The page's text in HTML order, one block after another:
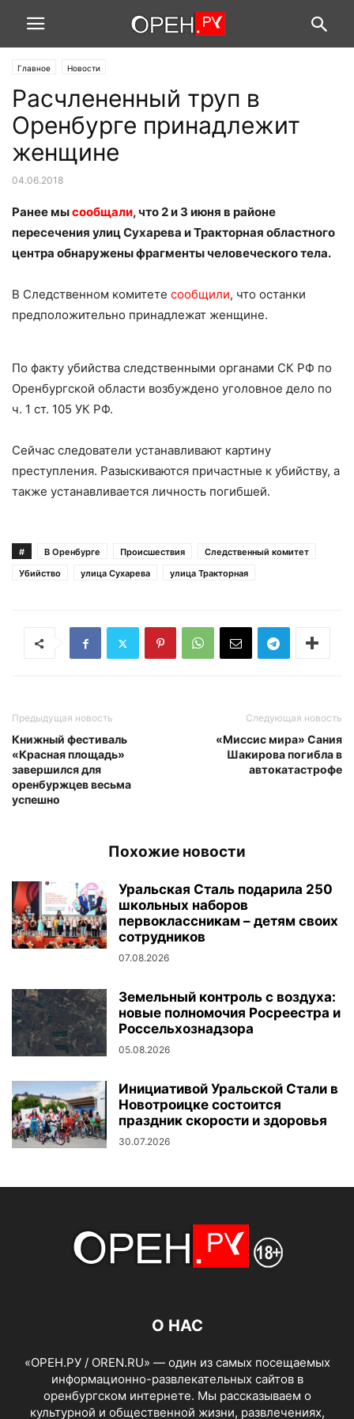
Главное Новости
Расчлененный труп в
Оренбурге принадлежит
женщине
04.06.2018
Ранее мысообщали, что 2 и 3 июня в районе
пересечения улиц Сухарева и Тракторная областного
центра обнаружены фрагменты человеческого тела.
В Следственном комитете сообщили, что останки
предположительно принадлежат женщине.
По факту убийства следственными органами СК РФ по
Оренбургской области возбуждено уголовное дело по
ч. 1 ст. 105 УК РФ.
Сейчас следователи устанавливают картину
преступления. Разыскиваются причастные к убийству, а
также устанавливается личность погибшей.
# В Оренбурге Происшествия
Следственный комитет
Убийство
улица Сухарева улица Тракторная
Предыдущая новость
Книжный фестиваль
«Красная площадь»
завершился для
оренбуржцев весьма
успешно
Следующая новость
«Миссис мира» Сания
Шакирова погибла в
автокатастрофе
Похожие новости
Уральская Сталь подарила 250
школьных наборов
первоклассникам – детям своих
сотрудников
07.08.2026
Земельный контроль с воздуха:
новые полномочия Росреестра и
Россельхознадзора
05.08.2026
Инициативой Уральской Стали в
Новотроицке состоится
праздник скорости и здоровья
30.07.2026
О НАС
«ОРЕН.РУ / OREN.RU» — один из самых посещаемых
информационно-развлекательных сайтов в
оренбургском интернете. Мы рассказываем о
культурной и общественной жизни, развлечениях,